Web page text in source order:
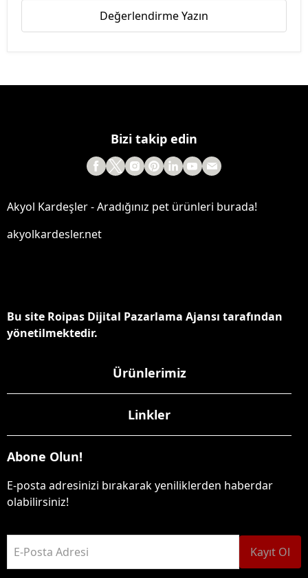
Değerlendirme Yazın
Bizi takip edin
Akyol Kardeşler - Aradığınız pet ürünleri burada!
akyolkardesler.net
Bu site Roipas Dijital Pazarlama Ajansı tarafından
yönetilmektedir.
Ürünlerimiz
Linkler
Abone Olun!
E-posta adresinizi bırakarak yeniliklerden haberdar
olabilirsiniz!
E-Posta Adresi Kayıt Ol